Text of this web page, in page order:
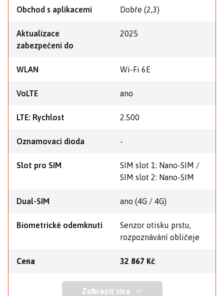
Obchod s aplikacemi Dobře (2,3)
Aktualizace
zabezpečení do
2025
WLAN Wi-Fi 6E
VoLTE ano
LTE: Rychlost 2.500
Oznamovací dioda -
Slot pro SIM
SIM slot 1: Nano-SIM /
SIM slot 2: Nano-SIM
Dual-SIM ano (4G / 4G)
Biometrické odemknutí
Senzor otisku prstu,
rozpoznávání obličeje
Cena 32 867 Kč
Zobrazit více